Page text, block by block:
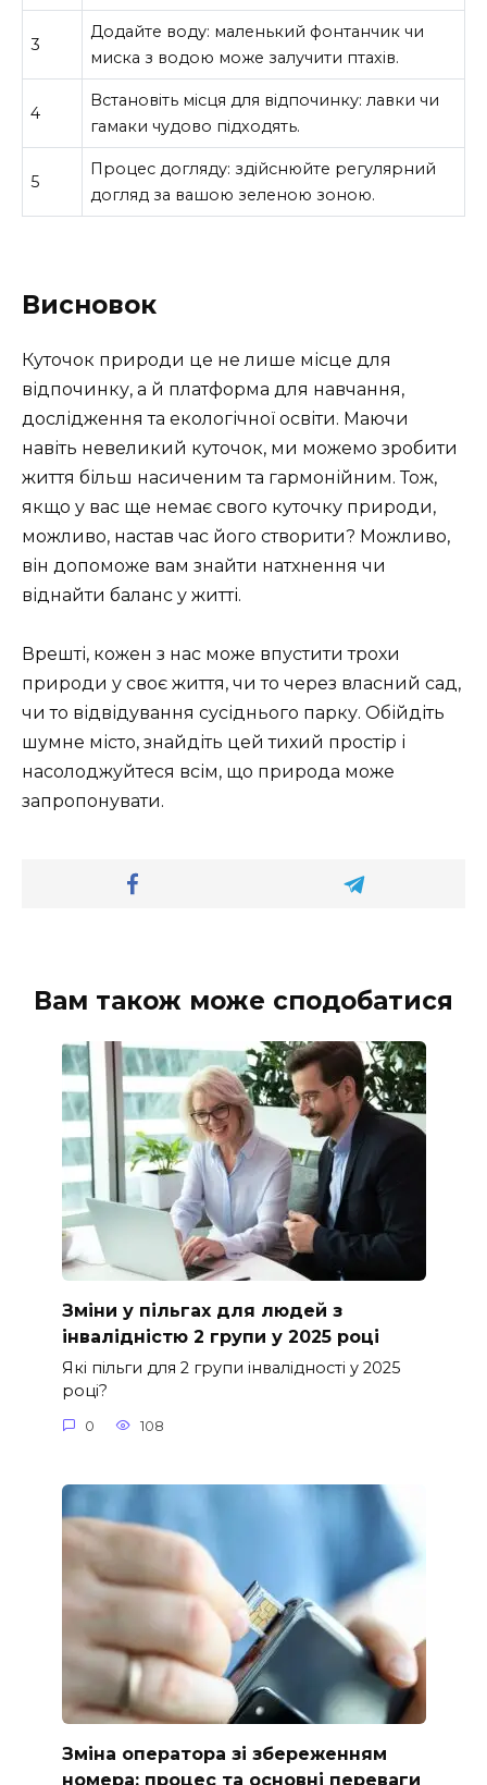
3
Додайте воду: маленький фонтанчик чи
миска з водою може залучити птахів.
4
Встановіть місця для відпочинку: лавки чи
гамаки чудово підходять.
5
Процес догляду: здійснюйте регулярний
догляд за вашою зеленою зоною.
Висновок
Куточок природи це не лише місце для
відпочинку, а й платформа для навчання,
дослідження та екологічної освіти. Маючи
навіть невеликий куточок, ми можемо зробити
життя більш насиченим та гармонійним. Тож,
якщо у вас ще немає свого куточку природи,
можливо, настав час його створити? Можливо,
він допоможе вам знайти натхнення чи
віднайти баланс у житті.
Врешті, кожен з нас може впустити трохи
природи у своє життя, чи то через власний сад,
чи то відвідування сусіднього парку. Обійдіть
шумне місто, знайдіть цей тихий простір і
насолоджуйтеся всім, що природа може
запропонувати.
Вам також може сподобатися
Зміни у пільгах для людей з
інвалідністю 2 групи у 2025 році
Які пільги для 2 групи інвалідності у 2025
році?
0 108
Зміна оператора зі збереженням
номера: процес та основні переваги